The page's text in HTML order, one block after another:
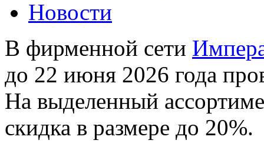
Новости
В фирменной сети
до 22 июня 2026 года
На выделенный
скидка в размере до 20%.